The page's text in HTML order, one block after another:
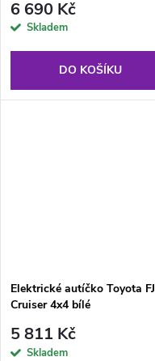
6 690 Kč
Skladem
DO KOŠÍKU
Elektrické autíčko Toyota FJ
Cruiser 4x4 bílé
5 811 Kč
Skladem